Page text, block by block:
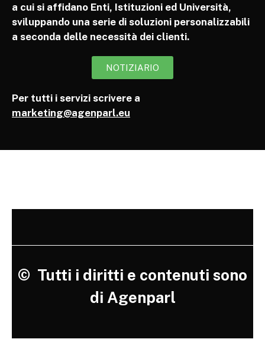
a cui si affidano Enti, Istituzioni ed Università,
sviluppando una serie di soluzioni personalizzabili
a seconda delle necessità dei clienti.
NOTIZIARIO
Per tutti i servizi scrivere a
marketing@agenparl.eu
© Tutti i diritti e contenuti sono
di Agenparl